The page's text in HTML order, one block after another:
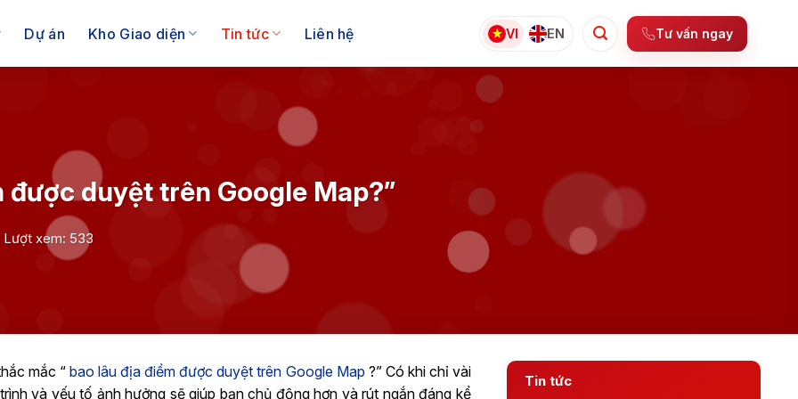
Dự án Kho Giao diện Tin tức Liên hệ VI EN Tư vấn ngay
được duyệt trên Google Map?”
Lượt xem: 533
mắc “ bao lâu địa điểm được duyệt trên Google Map ?” Có khi chỉ vài
và yếu tố ảnh hưởng sẽ giúp bạn chủ động hơn và rút ngắn đáng kể
Tin tức